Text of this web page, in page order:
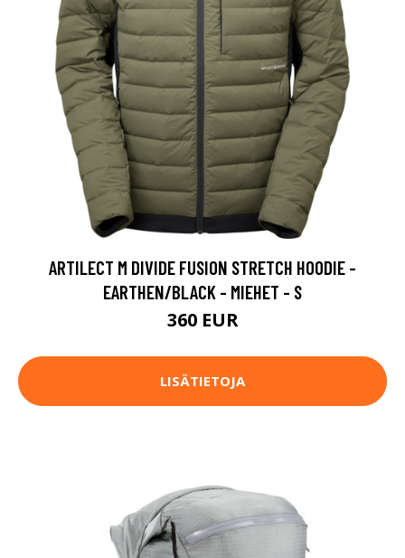
ARTILECT M DIVIDE FUSION STRETCH HOODIE -
EARTHEN/BLACK - MIEHET - S
360 EUR
LISÄTIETOJA